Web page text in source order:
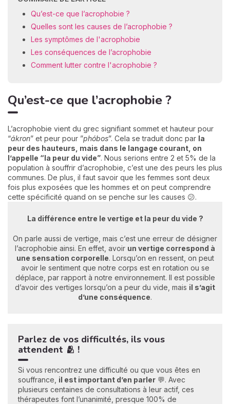
Qu’est-ce que l’acrophobie ?
Quelles sont les causes de l’acrophobie ?
Les symptômes de l'acrophobie
Les conséquences de l’acrophobie
Comment lutter contre l'acrophobie ?
Qu’est-ce que l’acrophobie ?
L’acrophobie vient du grec signifiant sommet et hauteur pour
“ákron” et peur pour ”phóbos”. Cela se traduit donc par la
peur des hauteurs, mais dans le langage courant, on
l’appelle “la peur du vide”. Nous serions entre 2 et 5% de la
population à souffrir d’acrophobie, c’est une des peurs les plus
communes. De plus, il faut savoir que les femmes sont deux
fois plus exposées que les hommes et on peut comprendre
cette spécificité quand on se penche sur les causes 😕.
La différence entre le vertige et la peur du vide ?
On parle aussi de vertige, mais c’est une erreur de désigner
l’acrophobie ainsi. En effet, avoir un vertige correspond à
une sensation corporelle. Lorsqu’on en ressent, on peut
avoir le sentiment que notre corps est en rotation ou se
déplace, par rapport à notre environnement. Il est possible
d’avoir des vertiges lorsqu’on a peur du vide, mais il s’agit
d’une conséquence.
Parlez de vos difficultés, ils vous
attendent 🫂 !
Si vous rencontrez une difficulté ou que vous êtes en
souffrance, il est important d’en parler 💬. Avec
plusieurs centaines de consultations à leur actif, ces
thérapeutes font l’unanimité, presque 100% de